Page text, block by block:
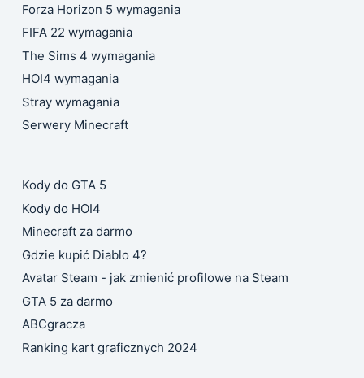
Forza Horizon 5 wymagania
FIFA 22 wymagania
The Sims 4 wymagania
HOI4 wymagania
Stray wymagania
Serwery Minecraft
Kody do GTA 5
Kody do HOI4
Minecraft za darmo
Gdzie kupić Diablo 4?
Avatar Steam - jak zmienić profilowe na Steam
GTA 5 za darmo
ABCgracza
Ranking kart graficznych 2024